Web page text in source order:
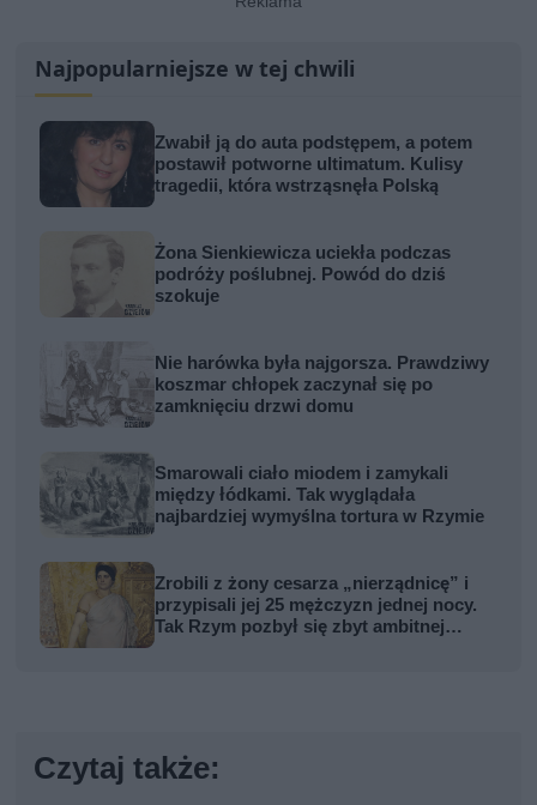
Najpopularniejsze w tej chwili
Zwabił ją do auta podstępem, a potem
postawił potworne ultimatum. Kulisy
tragedii, która wstrząsnęła Polską
Żona Sienkiewicza uciekła podczas
podróży poślubnej. Powód do dziś
szokuje
Nie harówka była najgorsza. Prawdziwy
koszmar chłopek zaczynał się po
zamknięciu drzwi domu
Smarowali ciało miodem i zamykali
między łódkami. Tak wyglądała
najbardziej wymyślna tortura w Rzymie
Zrobili z żony cesarza „nierządnicę” i
przypisali jej 25 mężczyzn jednej nocy.
Tak Rzym pozbył się zbyt ambitnej
Czytaj także: